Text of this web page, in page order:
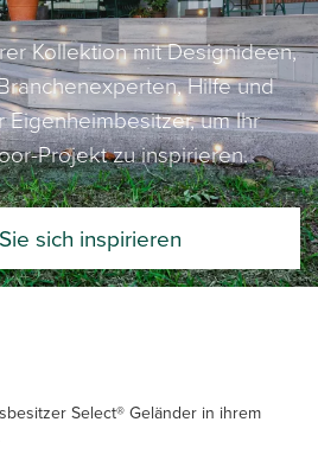
Kollektion mit Designideen,
Hilfe und
um Ihr
Projekt zu inspirieren.
sich inspirieren
Select® Geländer in ihrem